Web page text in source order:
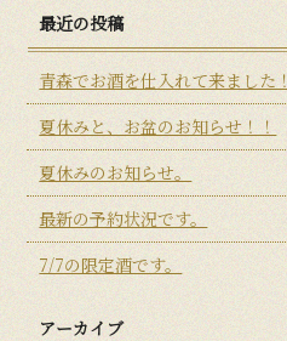
最近の投稿
青森でお酒を仕入れて来ました！
夏休みと、お盆のお知らせ！！
夏休みのお知らせ。
最新の予約状況です。
7/7の限定酒です。
アーカイブ